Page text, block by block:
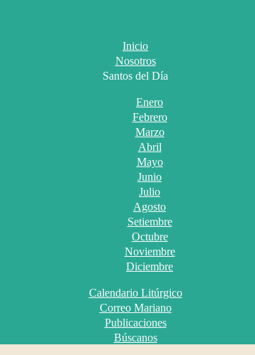
Inicio
Nosotros
Santos del Día
Enero
Febrero
Marzo
Abril
Mayo
Junio
Julio
Agosto
Setiembre
Octubre
Noviembre
Diciembre
Calendario Litúrgico
Correo Mariano
Publicaciones
Búscanos